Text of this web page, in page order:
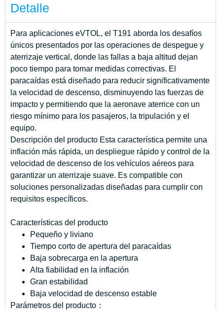
Detalle
Para aplicaciones eVTOL, el T191 aborda los desafíos
únicos presentados por las operaciones de despegue y
aterrizaje vertical, donde las fallas a baja altitud dejan
poco tiempo para tomar medidas correctivas. El
paracaídas está diseñado para reducir significativamente
la velocidad de descenso, disminuyendo las fuerzas de
impacto y permitiendo que la aeronave aterrice con un
riesgo mínimo para los pasajeros, la tripulación y el
equipo.
Descripción del producto Esta característica permite una
inflación más rápida, un despliegue rápido y control de la
velocidad de descenso de los vehículos aéreos para
garantizar un aterrizaje suave. Es compatible con
soluciones personalizadas diseñadas para cumplir con
requisitos específicos.
Características del producto
Pequeño y liviano
Tiempo corto de apertura del paracaídas
Baja sobrecarga en la apertura
Alta fiabilidad en la inflación
Gran estabilidad
Baja velocidad de descenso estable
Parámetros del producto：